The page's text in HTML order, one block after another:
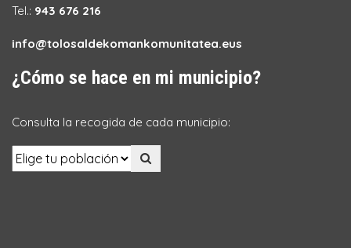
Tel.: 943 676 216
info@tolosaldekomankomunitatea.eus
¿Cómo se hace en mi municipio?
Consulta la recogida de cada municipio: